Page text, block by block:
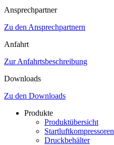
Ansprechpartner
Zu den Ansprechpartnern
Anfahrt
Zur Anfahrtsbeschreibung
Downloads
Zu den Downloads
Produkte
Produktübersicht
Startluftkompressoren
Druckbehälter